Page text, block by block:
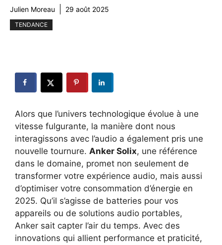
Julien Moreau 29 août 2025
TENDANCE
Alors que l’univers technologique évolue à une
vitesse fulgurante, la manière dont nous
interagissons avec l’audio a également pris une
nouvelle tournure. Anker Solix, une référence
dans le domaine, promet non seulement de
transformer votre expérience audio, mais aussi
d’optimiser votre consommation d’énergie en
2025. Qu’il s’agisse de batteries pour vos
appareils ou de solutions audio portables,
Anker sait capter l’air du temps. Avec des
innovations qui allient performance et praticité,